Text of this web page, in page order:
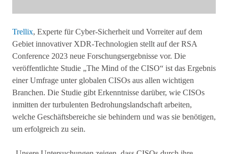
Trellix, Experte für Cyber-Sicherheit und Vorreiter auf dem
Gebiet innovativer XDR-Technologien stellt auf der RSA
Conference 2023 neue Forschungsergebnisse vor. Die
veröffentlichte Studie „The Mind of the CISO“ ist das Ergebnis
einer Umfrage unter globalen CISOs aus allen wichtigen
Branchen. Die Studie gibt Erkenntnisse darüber, wie CISOs
inmitten der turbulenten Bedrohungslandschaft arbeiten,
welche Geschäftsbereiche sie behindern und was sie benötigen,
um erfolgreich zu sein.